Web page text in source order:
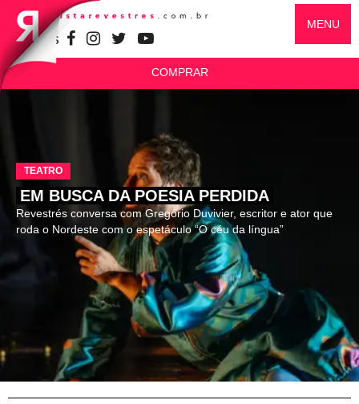
SIGA-NOS
MENU
COMPRAR
TEATRO
EM BUSCA DA POESIA PERDIDA
Revestrés conversa com Gregório Duvivier, escritor e ator que
roda o Nordeste com o espetáculo “O céu da língua”